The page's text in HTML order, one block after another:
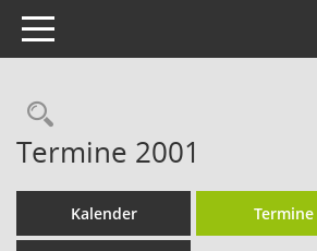
Toggle navigation
Rechercheauswahl
Termine 2001
Kalender Termine